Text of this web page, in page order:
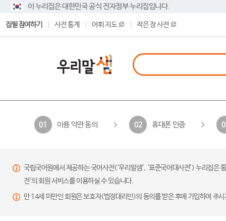
이 누리집은 대한민국 공식 전자정부 누리집입니다.
집필 참여하기 사전 통계 어휘 지도 작은 창 사전
01 이용 약관 동의 02 휴대폰 인증
국립국어원에서 제공하는 국어사전(‘우리말샘’, ‘표준국어대사전’) 누리집
전’의 회원 서비스를 이용하실 수 있습니다.
만 14세 미만인 회원은 보호자(법정대리인)의 동의를 받은 후에 가입하여 주